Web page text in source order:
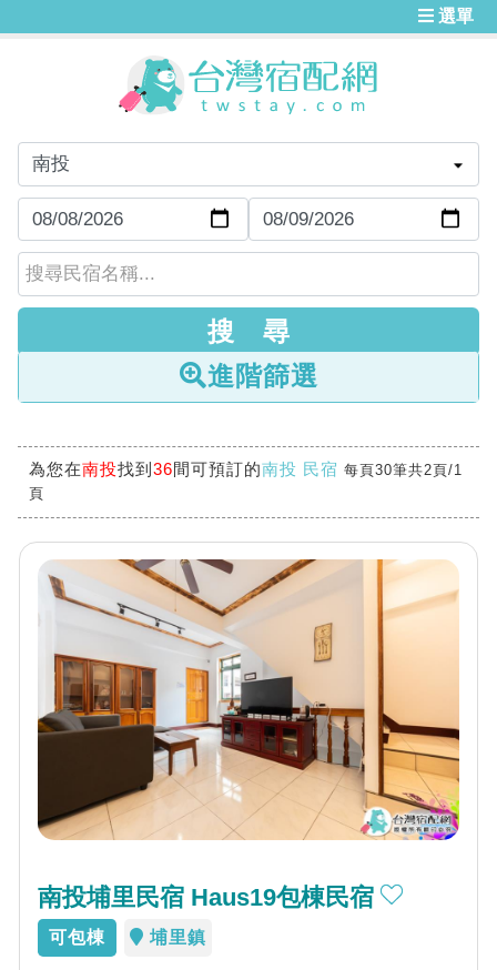
選單
進階篩選
為您在南投找到 36間可預訂的南投 民宿 每頁30筆共2頁/1
頁
南投埔里民宿 Haus19包棟民宿
可包棟 埔里鎮